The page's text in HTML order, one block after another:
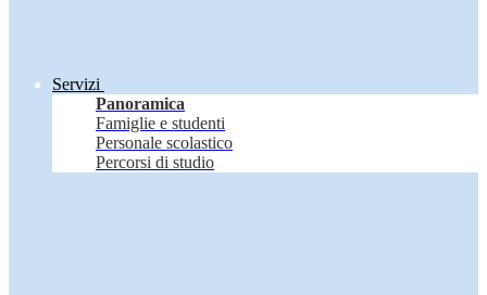
Servizi
Panoramica
Famiglie e studenti
Personale scolastico
Percorsi di studio